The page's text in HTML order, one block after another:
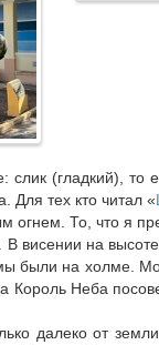
(гладкий), то
Для тех кто читал «
То, что я
В висении на
были на холме.
Король Неба
далеко от